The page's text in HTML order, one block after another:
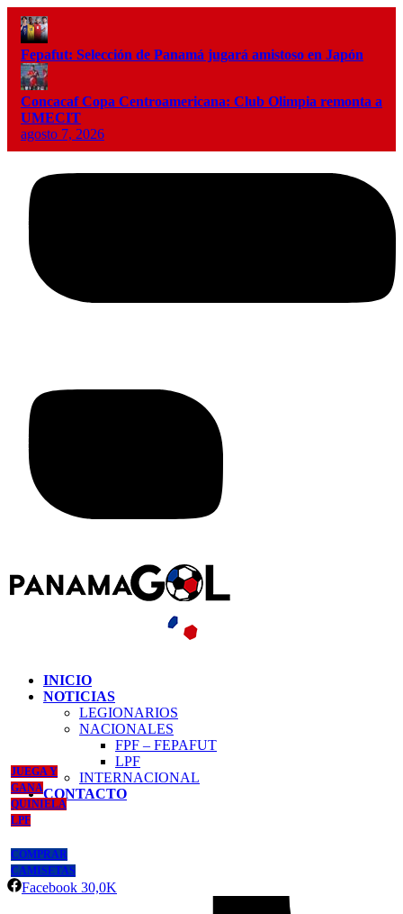
Fepafut: Selección de Panamá jugará amistoso en Japón
Concacaf Copa Centroamericana: Club Olimpia remonta a
UMECIT
agosto 7, 2026
INICIO
NOTICIAS
LEGIONARIOS
NACIONALES
FPF – FEPAFUT
LPF
INTERNACIONAL
CONTACTO
JUEGA Y
GANA
QUINIELA
LPF
COMPRAR
CAMISETAS
Facebook 30,0K